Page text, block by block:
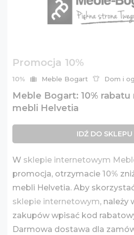
Promocja 10%
10% Meble Bogart Dom i
Meble Bogart: 10%
mebli Helvetia
IDŹ DO SKLEPU
W sklepie internetowym
promocja, otrzymacie 10%
mebli Helvetia. Aby
sklepie internetowym, należy
zakupów wpisać kod
Darmowa dostawa dla